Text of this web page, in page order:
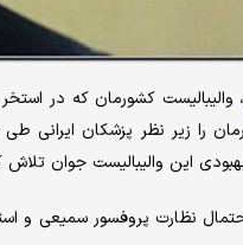
، والیبالیست کشورمان که در
این والیبالیست جوان تلاش
نظارت پروفسور سمیعی و